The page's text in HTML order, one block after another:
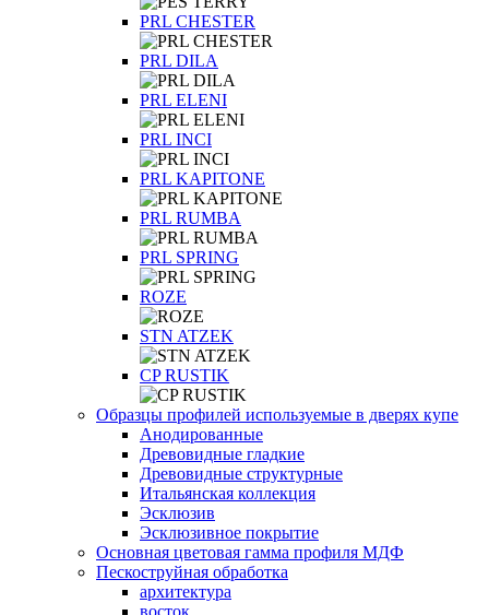
PRL CHESTER
PRL DILA
PRL ELENI
PRL INCI
PRL KAPITONE
PRL RUMBA
PRL SPRING
ROZE
STN ATZEK
СP RUSTIK
Образцы профилей используемые в дверях купе
Анодированные
Древовидные гладкие
Древовидные структурные
Итальянская коллекция
Эсклюзив
Эсклюзивное покрытие
Основная цветовая гамма профиля МДФ
Пескоструйная обработка
архитектура
восток